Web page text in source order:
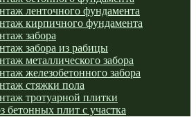
ленточного фундамента
кирпичного фундамента
забора
забора из рабицы
металлического забора
железобетонного забора
стяжки пола
тротуарной плитки
бетонных плит с участка